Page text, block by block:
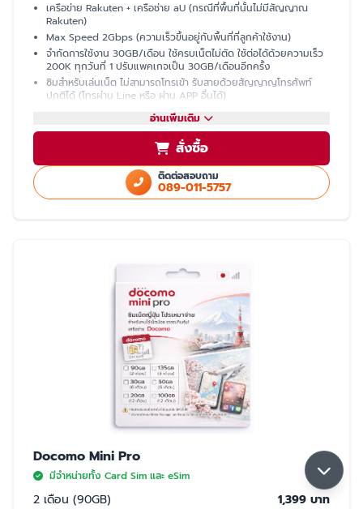
เครือข่าย Rakuten + เครือช่าย aU (กรณีที่พื้นที่นั้นไม่มีสัญญาณ
Rakuten)
Max Speed 2Gbps (ความเร็วขึ้นอยู่กับพื้นที่ที่ลูกค้าใช้งาน)
จำกัดการใช้งาน 30GB/เดือน ใช้ครบเน็ตไม่ตัด ใช้ต่อได้ด้วยความเร็ว
200K ทุกวันที่ 1 ปรับแพคเกจเป็น 30GB/เดือนอีกครั้ง
ซิมสำหรับเล่นเน็ต ไม่สามารถโทรเข้า รับสายด้วยสัญญาญโทรศัพท์
ปกติได้ (โทรผ่าน Line หรือ ผ่าน APP อื่นได้)
มีเบอร์ให้ รับ SMS ได้ (ใช้ซื้อบัตรคอนเสิร์ต, ซื้อของออนไลน์, เปิดบัญชี
แชร์ฮอตสปอต (Hotspot)ไม่ได้
ใช้สำเนา Passport หรือ สำเนาบัตรประชาชนในการสั่งซื้อ
ใช้ได้เฉพาะในประเทศญี่ปุ่นเท่านั้น
มี 2 แบบให้เลือก ซิมปกติ และ eSim
5GB หากใช้ครบ 5GB ความเร็วจะลดลงเหลือ 200K จนกว่าลูกค้าจะย้ายพื้นที่ที่มี
สัญญาน Rakuten ความเร็วจะกลับมาปกติ 30GB/เดือน
อ่านเพิ่มเติม
สั่งซื้อ
ติดต่อสอบถาม
089-011-5757
Docomo Mini Pro
มีจำหน่ายทั้ง Card Sim และ eSim
2 เดือน (90GB) 1,399 บาท